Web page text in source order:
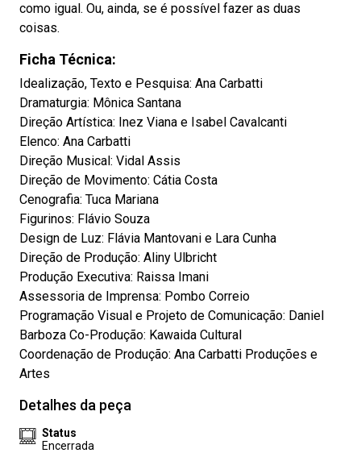
como igual. Ou, ainda, se é possível fazer as duas
coisas.
Ficha Técnica:
Idealização, Texto e Pesquisa: Ana Carbatti
Dramaturgia: Mônica Santana
Direção Artística: Inez Viana e Isabel Cavalcanti
Elenco: Ana Carbatti
Direção Musical: Vidal Assis
Direção de Movimento: Cátia Costa
Cenografia: Tuca Mariana
Figurinos: Flávio Souza
Design de Luz: Flávia Mantovani e Lara Cunha
Direção de Produção: Aliny Ulbricht
Produção Executiva: Raissa Imani
Assessoria de Imprensa: Pombo Correio
Programação Visual e Projeto de Comunicação: Daniel
Barboza Co-Produção: Kawaida Cultural
Coordenação de Produção: Ana Carbatti Produções e
Artes
Detalhes da peça
Status
Encerrada